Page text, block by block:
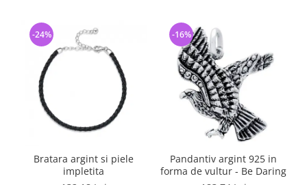
Bratara argint si piele
impletita
-24%
Pandantiv argint 925 in
forma de vultur - Be Daring
-16%